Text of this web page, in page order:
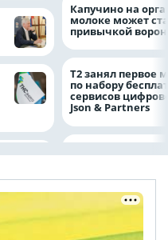
Капучино на
молоке может
привычкой
Т2 занял первое
по набору
сервисов
Json & Partners